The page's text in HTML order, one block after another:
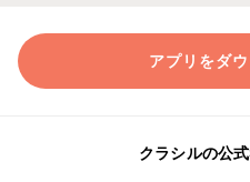
アプリをダ
クラシルの公